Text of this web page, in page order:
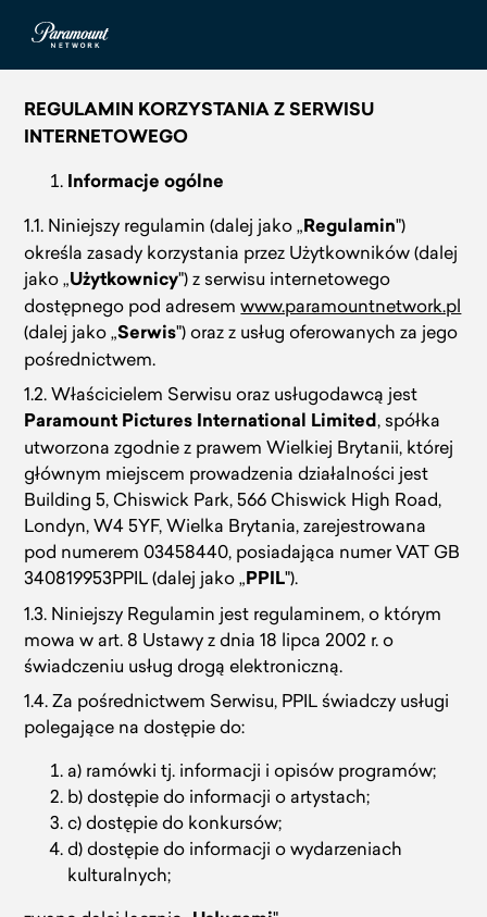
REGULAMIN KORZYSTANIA Z SERWISU
INTERNETOWEGO
Informacje ogólne
1.1. Niniejszy regulamin (dalej jako „Regulamin")
określa zasady korzystania przez Użytkowników (dalej
jako „Użytkownicy") z serwisu internetowego
dostępnego pod adresemwww.paramountnetwork.pl
(dalej jako „Serwis") oraz z usług oferowanych za jego
pośrednictwem.
1.2. Właścicielem Serwisu oraz usługodawcą jest
Paramount Pictures International Limited, spółka
utworzona zgodnie z prawem Wielkiej Brytanii, której
głównym miejscem prowadzenia działalności jest
Building 5, Chiswick Park, 566 Chiswick High Road,
Londyn, W4 5YF, Wielka Brytania, zarejestrowana
pod numerem 03458440, posiadająca numer VAT GB
340819953PPIL (dalej jako „PPIL").
1.3. Niniejszy Regulamin jest regulaminem, o którym
mowa w art. 8 Ustawy z dnia 18 lipca 2002 r. o
świadczeniu usług drogą elektroniczną.
1.4. Za pośrednictwem Serwisu, PPIL świadczy usługi
polegające na dostępie do:
a) ramówki tj. informacji i opisów programów;
b) dostępie do informacji o artystach;
c) dostępie do konkursów;
d) dostępie do informacji o wydarzeniach
kulturalnych;